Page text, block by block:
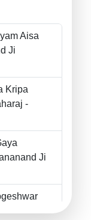
Aisa
Ji
Kripa
-
Ji